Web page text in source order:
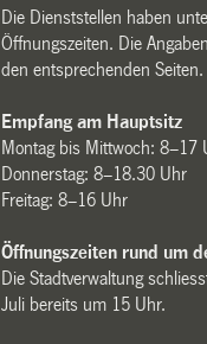
Die Dienststellen haben
Öffnungszeiten. Die
den entsprechenden Seiten.
Empfang am Hauptsitz
Montag bis Mittwoch: 8–17
Donnerstag: 8–18.30 Uhr
Freitag: 8–16 Uhr
Öffnungszeiten rund um
Die Stadtverwaltung
Juli bereits um 15 Uhr.